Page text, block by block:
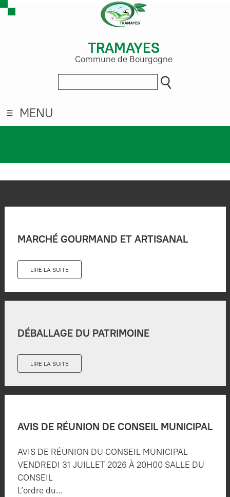
TRAMAYES
Commune de Bourgogne
MENU
MARCHÉ GOURMAND ET ARTISANAL
LIRE LA SUITE
DÉBALLAGE DU PATRIMOINE
LIRE LA SUITE
AVIS DE RÉUNION DE CONSEIL MUNICIPAL
AVIS DE RÉUNION DU CONSEIL MUNICIPAL
VENDREDI 31 JUILLET 2026 À 20H00 SALLE DU
CONSEIL
L’ordre du...